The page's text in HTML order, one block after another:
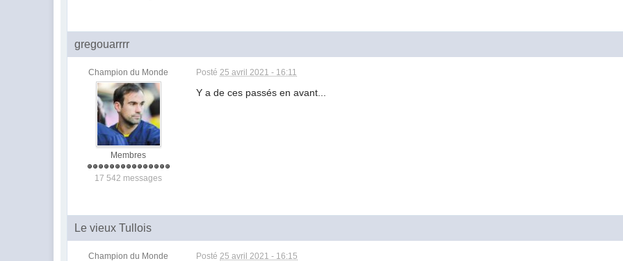
gregouarrrr
Champion du Monde
Membres
17 542 messages
Posté25 avril 2021 - 16:11
Y a de ces passés en avant...
Le vieux Tullois
Champion du Monde Posté25 avril 2021 - 16:15